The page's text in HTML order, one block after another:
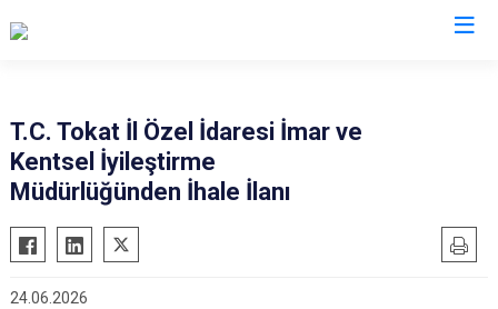
T.C. Tokat İl Özel İdaresi İmar ve
Kentsel İyileştirme
Müdürlüğünden İhale İlanı
24.06.2026